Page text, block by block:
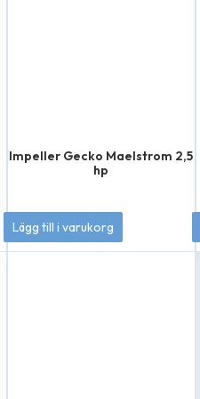
Impeller Gecko Maelstrom 2,5
hp
385kr
Lägg till i varukorg